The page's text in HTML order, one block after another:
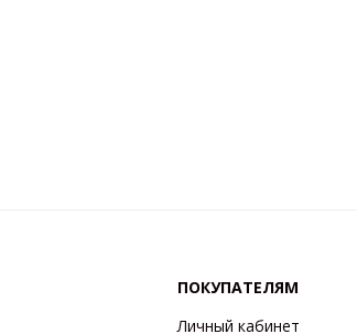
ПОКУПАТЕЛЯМ
Личный кабинет